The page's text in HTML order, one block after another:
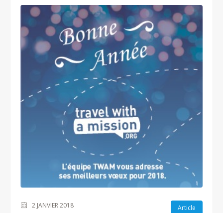
Article
2 JANVIER 2018